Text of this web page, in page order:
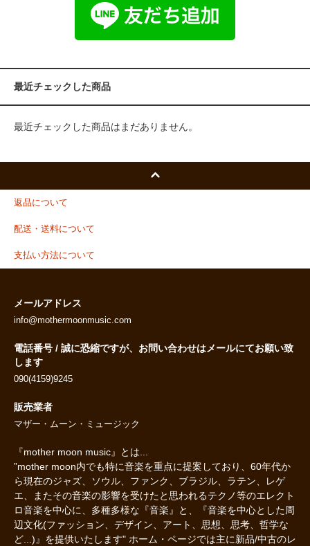
最近チェックした商品
最近チェックした商品はまだありません。
返品について
配送・送料について
支払い方法について
メールアドレス
info@mothermoonmusic.com
電話番号 / 誠に恐縮ですが、お問い合わせはメールにてお願い致
します
090(4159)9245
販売業者
マザー・ムーン・ミュージック
『mother moon music』とは...
”mother moon内でも特に音楽を重点に提案しており、60年代か
ら現在のジャズ、ソウル、ファンク、ブラジル、ラテン、レゲ
エ、またその音楽の影響を受けたと思われるテクノ等のエレクト
ロ音楽を中心に、多種多様な『音楽』と、『音楽を中心とした周
辺文化(ファッション、デザイン、アート、思想、思考、哲学な
ど...)』を提供いたします" ホーム・ページでは主に新品/中古のレ